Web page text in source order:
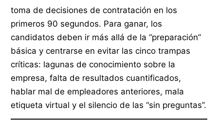
toma de decisiones de contratación en los
primeros 90 segundos. Para ganar, los
candidatos deben ir más allá de la “preparación”
básica y centrarse en evitar las cinco trampas
críticas: lagunas de conocimiento sobre la
empresa, falta de resultados cuantificados,
hablar mal de empleadores anteriores, mala
etiqueta virtual y el silencio de las “sin preguntas”.